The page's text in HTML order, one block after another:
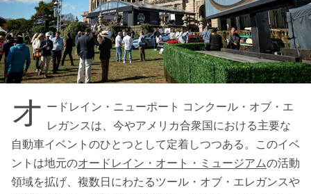
オ ードレイン・ニューポート コンクール・オブ・エ
レガンスは、今やアメリカ合衆国における主要な
自動車イベントのひとつとして定着しつつある。このイベ
ントは地元のオードレイン・オート・ミュージアムの活動
領域を拡げ、複数日にわたるツール・オブ・エレガンスや